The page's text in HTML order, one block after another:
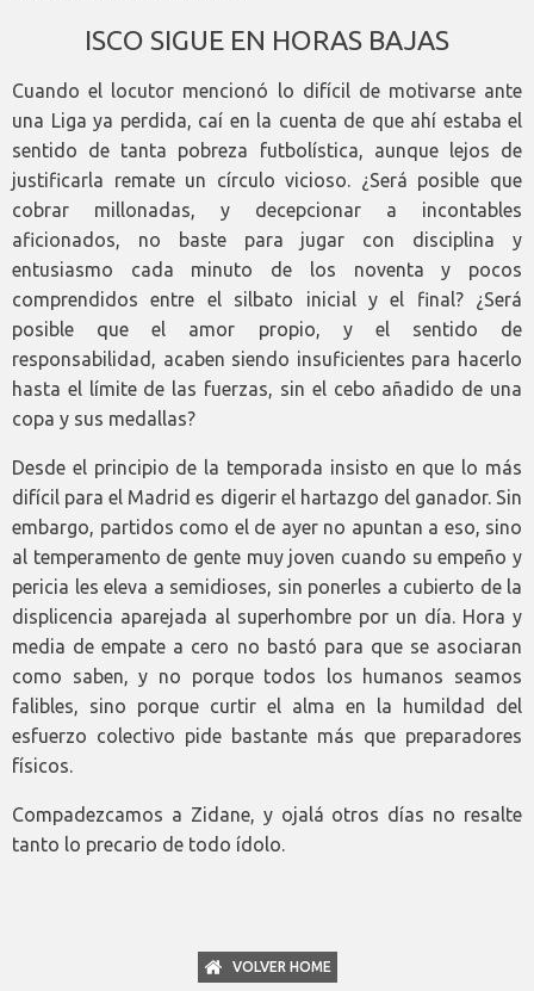
ISCO SIGUE EN HORAS BAJAS
Cuando el locutor mencionó lo difícil de motivarse ante
una Liga ya perdida, caí en la cuenta de que ahí estaba el
sentido de tanta pobreza futbolística, aunque lejos de
justificarla remate un círculo vicioso. ¿Será posible que
cobrar millonadas, y decepcionar a incontables
aficionados, no baste para jugar con disciplina y
entusiasmo cada minuto de los noventa y pocos
comprendidos entre el silbato inicial y el final? ¿Será
posible que el amor propio, y el sentido de
responsabilidad, acaben siendo insuficientes para hacerlo
hasta el límite de las fuerzas, sin el cebo añadido de una
copa y sus medallas?
Desde el principio de la temporada insisto en que lo más
difícil para el Madrid es digerir el hartazgo del ganador. Sin
embargo, partidos como el de ayer no apuntan a eso, sino
al temperamento de gente muy joven cuando su empeño y
pericia les eleva a semidioses, sin ponerles a cubierto de la
displicencia aparejada al superhombre por un día. Hora y
media de empate a cero no bastó para que se asociaran
como saben, y no porque todos los humanos seamos
falibles, sino porque curtir el alma en la humildad del
esfuerzo colectivo pide bastante más que preparadores
físicos.
Compadezcamos a Zidane, y ojalá otros días no resalte
tanto lo precario de todo ídolo.
VOLVER HOME